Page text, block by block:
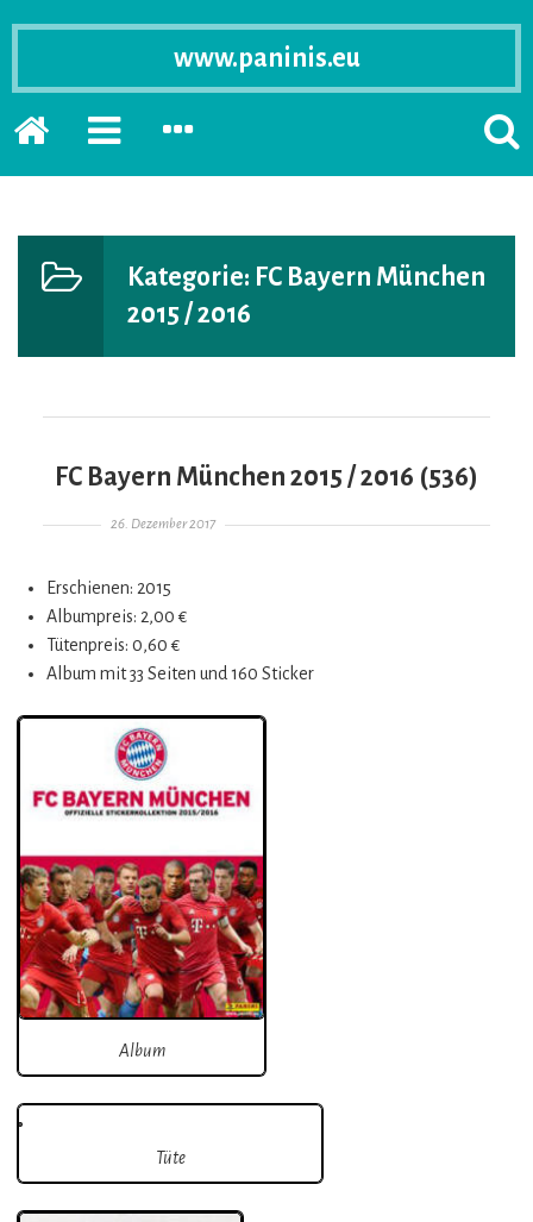
www.paninis.eu
Startseite
PRIMÄRE
ERWEITERN
SEKUNDÄRE
ERWEITERN
Kategorie: FC Bayern München
2015 / 2016
FC Bayern München 2015 / 2016 (536)
Gepostet am
26. Dezember 2017
Erschienen: 2015
Albumpreis: 2,00 €
Tütenpreis: 0,60 €
Album mit 33 Seiten und 160 Sticker
Album
Tüte